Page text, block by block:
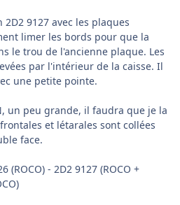
9127 avec les plaques
limer les bords pour que la
le trou de l'ancienne plaque. Les
par l'intérieur de la caisse. Il
une petite pointe.
un peu grande, il faudra que je la
et létarales sont collées
face.
(ROCO) - 2D2 9127 (ROCO +